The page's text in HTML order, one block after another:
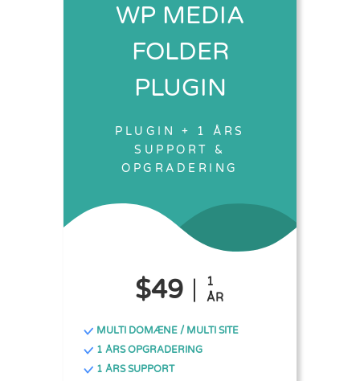
WP MEDIA
FOLDER
PLUGIN
PLUGIN + 1 ÅRS
SUPPORT &
OPGRADERING
$49
1
ÅR
MULTI DOMÆNE / MULTI SITE
1 ÅRS OPGRADERING
1 ÅRS SUPPORT